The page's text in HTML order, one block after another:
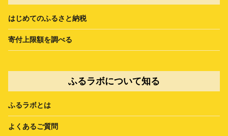
はじめてのふるさと納税
寄付上限額を調べる
ふるラボについて知る
ふるラボとは
よくあるご質問